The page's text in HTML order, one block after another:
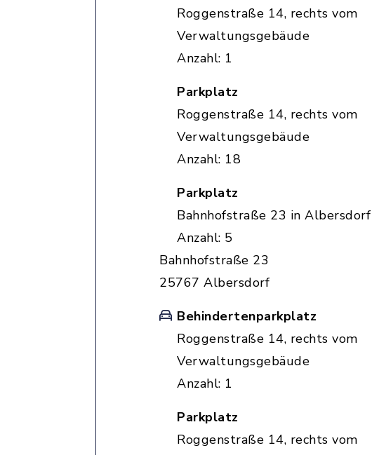
Roggenstraße 14, rechts vom
Verwaltungsgebäude
Anzahl: 1
Parkplatz
Roggenstraße 14, rechts vom
Verwaltungsgebäude
Anzahl: 18
Parkplatz
Bahnhofstraße 23 in Albersdorf
Anzahl: 5
Bahnhofstraße 23
25767 Albersdorf
Behindertenparkplatz
Roggenstraße 14, rechts vom
Verwaltungsgebäude
Anzahl: 1
Parkplatz
Roggenstraße 14, rechts vom